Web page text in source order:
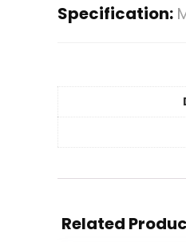
Specification:
Related